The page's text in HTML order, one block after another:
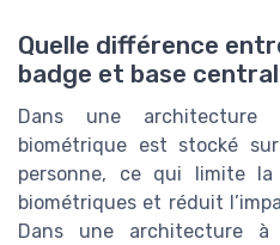
Quelle différence
badge et base
Dans une
biométrique est stocké
personne, ce qui limite
biométriques et réduit
Dans une architecture